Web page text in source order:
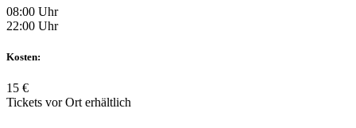
08:00 Uhr
22:00 Uhr
Kosten:
15 €
Tickets vor Ort erhältlich